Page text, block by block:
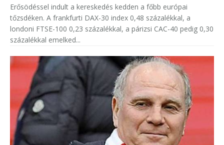
Erősödéssel indult a kereskedés kedden a főbb európai
tőzsdéken. A frankfurti DAX-30 index 0,48 százalékkal, a
londoni FTSE-100 0,23 százalékkal, a párizsi CAC-40 pedig 0,30
százalékkal emelked...